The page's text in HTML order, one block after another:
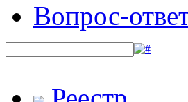
Вопрос-